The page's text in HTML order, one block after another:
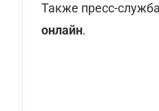
Также пресс-
онлайн.